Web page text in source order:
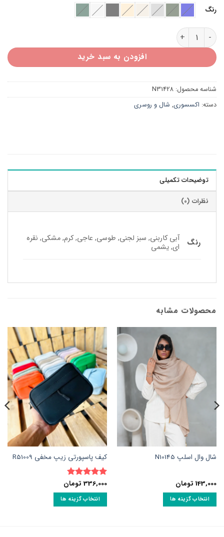
رنگ
شال دنیزه ساده N31428 عدد
افزودن به سبد خرید
شناسه محصول: N31428
دسته: اکسسوری, شال و روسری
توضیحات تکمیلی
نظرات (0)
رنگ آبی کاربنی, سبز لجنی, طوسی, عاجی, کرم, مشکی, نقره
ای, یشمی
محصولات مشابه
شال وال اسلپ N10145
143,000 تومان
انتخاب گزینه ها
کیف پاسپورتی زیپ مخفی R51009
نمره5از
5
336,000 تومان
انتخاب گزینه ها